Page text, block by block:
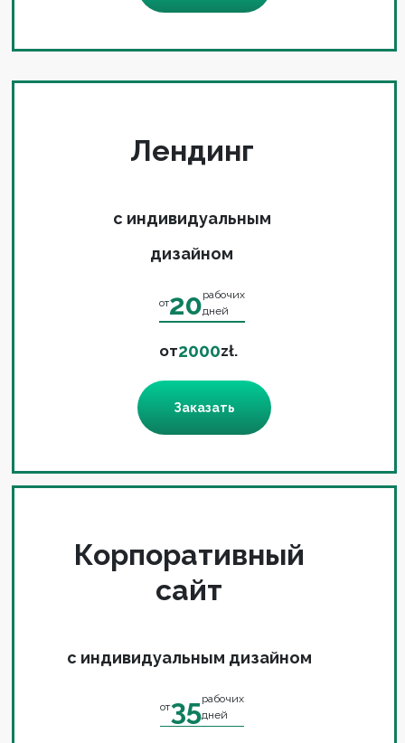
Лендинг
с индивидуальным
дизайном
от20рабочих
дней
от2000zł.
Заказать
Корпоративный
сайт
с индивидуальным дизайном
от35рабочих
дней